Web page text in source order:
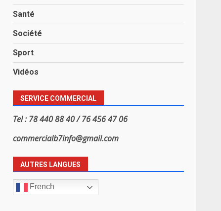
Santé
Société
Sport
Vidéos
SERVICE COMMERCIAL
Tel : 78 440 88 40 / 76 456 47 06
commercialb7info@gmail.com
AUTRES LANGUES
French